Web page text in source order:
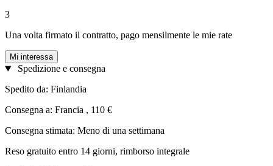
3
Una volta firmato il contratto, pago mensilmente le mie rate
Mi interessa
Spedizione e consegna
Spedito da: Finlandia
Consegna a: Francia , 110 €
Consegna stimata: Meno di una settimana
Reso gratuito entro 14 giorni, rimborso integrale